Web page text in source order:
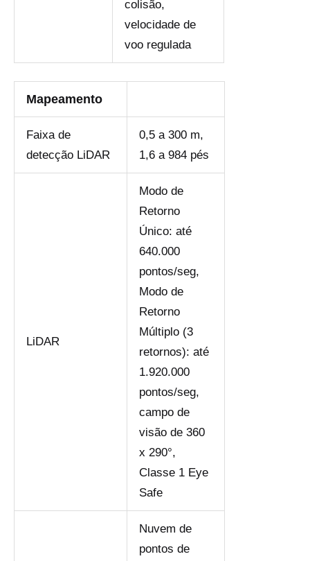
colisão,
velocidade de
voo regulada
Mapeamento
Faixa de
detecção LiDAR
0,5 a 300 m,
1,6 a 984 pés
LiDAR
Modo de
Retorno
Único: até
640.000
pontos/seg,
Modo de
Retorno
Múltiplo (3
retornos): até
1.920.000
pontos/seg,
campo de
visão de 360 ​​
x 290°,
Classe 1 Eye
Safe
Nuvem de
pontos de